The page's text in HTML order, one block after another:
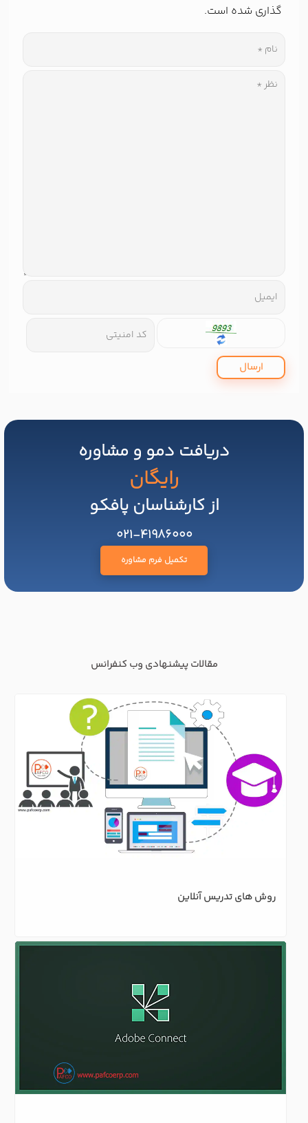
گذاری شده است.
ارسال
دریافت دمو و مشاوره
رایگان
از کارشناسان پافکو
021-41986000
تکمیل فرم مشاوره
مقالات پیشنهادی وب کنفرانس
روش های تدریس آنلاین